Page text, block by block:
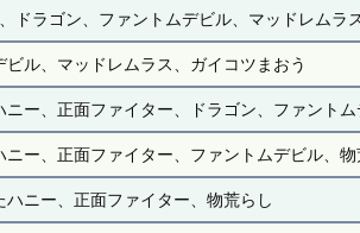
ドラゴン、ファントムデビル、マッドレムラ
ル、マッドレムラス、ガイコツまおう
ー、正面ファイター、ドラゴン、ファント
ー、正面ファイター、ファントムデビル、物
ニー、正面ファイター、物荒らし